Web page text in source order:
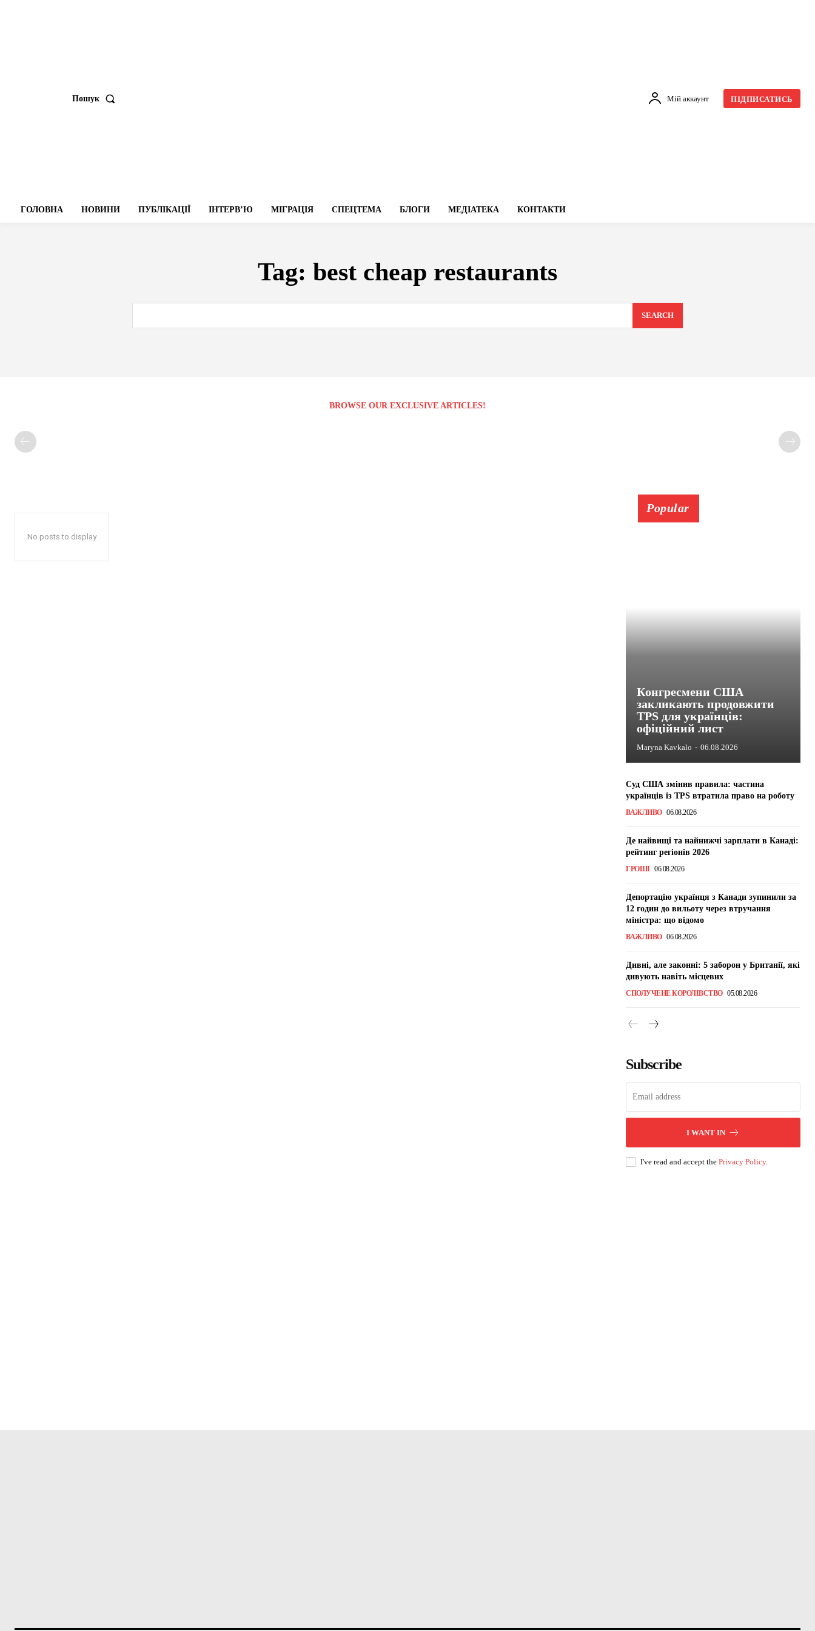
Пошук Мій аккаунт ПІДПИСАТИСЬ
ГОЛОВНА НОВИНИ ПУБЛІКАЦІЇ ІНТЕРВʼЮ МІГРАЦІЯ СПЕЦТЕМА БЛОГИ МЕДІАТЕКА КОНТАКТИ
Tag: best cheap restaurants
SEARCH
BROWSE OUR EXCLUSIVE ARTICLES!
No posts to display
Popular
Конгресмени США
закликають продовжити
TPS для українців:
офіційний лист
Maryna Kavkalo - 06.08.2026
Суд США змінив правила: частина
українців із TPS втратила право на роботу
ВАЖЛИВО 06.08.2026
Де найвищі та найнижчі зарплати в Канаді:
рейтинг регіонів 2026
ГРОШІ 06.08.2026
Депортацію українця з Канади зупинили за
12 годин до вильоту через втручання
міністра: що відомо
ВАЖЛИВО 06.08.2026
Дивні, але законні: 5 заборон у Британії, які
дивують навіть місцевих
СПОЛУЧЕНЕ КОРОЛІВСТВО 05.08.2026
Subscribe
I WANT IN
I've read and accept the Privacy Policy.